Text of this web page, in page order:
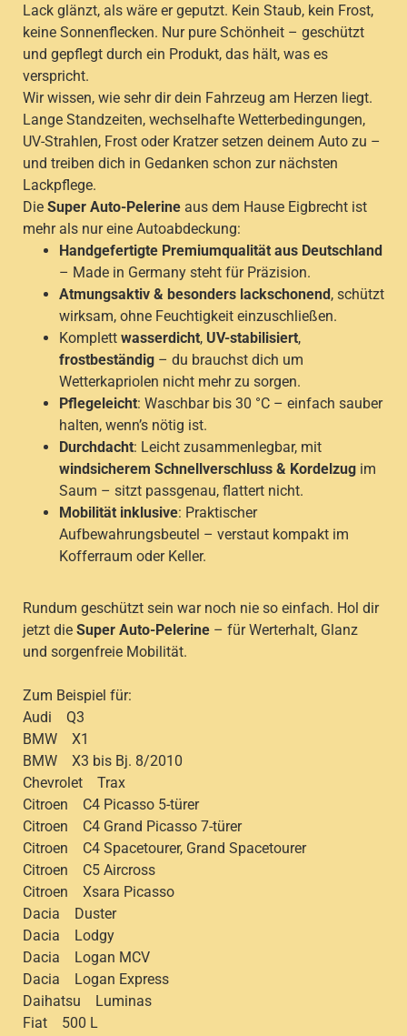
Lack glänzt, als wäre er geputzt. Kein Staub, kein Frost,
keine Sonnenflecken. Nur pure Schönheit – geschützt
und gepflegt durch ein Produkt, das hält, was es
verspricht.
Wir wissen, wie sehr dir dein Fahrzeug am Herzen liegt.
Lange Standzeiten, wechselhafte Wetterbedingungen,
UV-Strahlen, Frost oder Kratzer setzen deinem Auto zu –
und treiben dich in Gedanken schon zur nächsten
Lackpflege.
Die Super Auto-Pelerine aus dem Hause Eigbrecht ist
mehr als nur eine Autoabdeckung:
Handgefertigte Premiumqualität aus Deutschland
– Made in Germany steht für Präzision.
Atmungsaktiv & besonders lackschonend, schützt
wirksam, ohne Feuchtigkeit einzuschließen.
Komplett wasserdicht, UV-stabilisiert,
frostbeständig – du brauchst dich um
Wetterkapriolen nicht mehr zu sorgen.
Pflegeleicht: Waschbar bis 30 °C – einfach sauber
halten, wenn’s nötig ist.
Durchdacht: Leicht zusammenlegbar, mit
windsicherem Schnellverschluss & Kordelzug im
Saum – sitzt passgenau, flattert nicht.
Mobilität inklusive: Praktischer
Aufbewahrungsbeutel – verstaut kompakt im
Kofferraum oder Keller.
Rundum geschützt sein war noch nie so einfach. Hol dir
jetzt die Super Auto-Pelerine – für Werterhalt, Glanz
und sorgenfreie Mobilität.
Zum Beispiel für:
Audi Q3
BMW X1
BMW X3 bis Bj. 8/2010
Chevrolet Trax
Citroen C4 Picasso 5-türer
Citroen C4 Grand Picasso 7-türer
Citroen C4 Spacetourer, Grand Spacetourer
Citroen C5 Aircross
Citroen Xsara Picasso
Dacia Duster
Dacia Lodgy
Dacia Logan MCV
Dacia Logan Express
Daihatsu Luminas
Fiat 500 L